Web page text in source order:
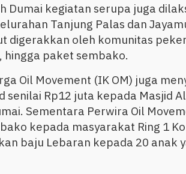
Dumai kegiatan serupa juga
Tanjung Palas dan
digerakkan oleh komunitas
paket sembako.
Oil Movement (IK OM) juga
Rp12 juta kepada Masjid
Sementara Perwira Oil
kepada masyarakat Ring 1
baju Lebaran kepada 20 anak